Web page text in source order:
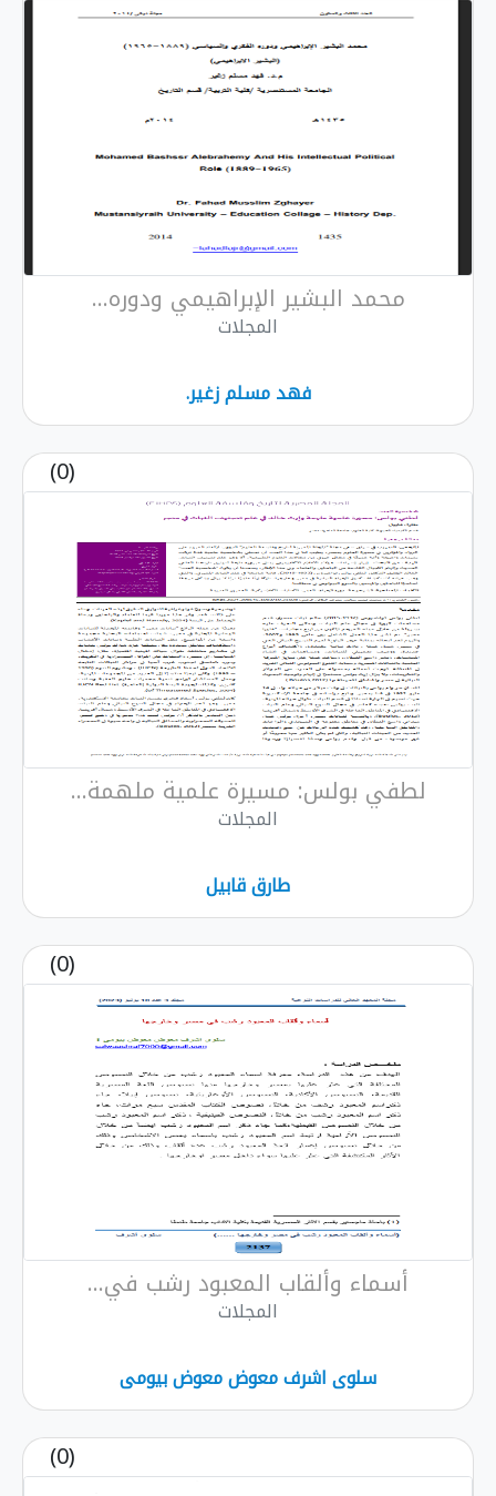
محمد البشير الإبراهيمي ودوره...
المجلات
فهد مسلم زغير.
(0)
لطفي بولس: مسيرة علمية ملهمة...
المجلات
طارق قابيل
(0)
أسماء وألقاب المعبود رشب في...
المجلات
سلوى اشرف معوض معوض بيومى
(0)